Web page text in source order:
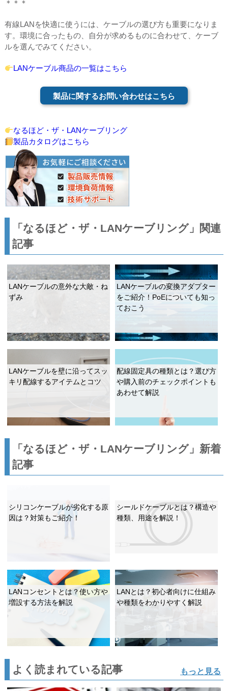
＊＊＊
有線LANを快適に使うには、ケーブルの選び方も重要になりま
す。環境に合ったもの、自分が求めるものに合わせて、ケーブ
ルを選んでみてください。
LANケーブル商品の一覧はこちら
製品に関するお問い合わせはこちら
なるほど・ザ・LANケーブリング
製品カタログはこちら
「なるほど・ザ・LANケーブリング」関連
記事
LANケーブルの意外な大敵・ね
ずみ
LANケーブルの変換アダプター
をご紹介！PoEについても知っ
ておこう
LANケーブルを壁に沿ってスッ
キリ配線するアイテムとコツ
配線固定具の種類とは？選び方
や購入前のチェックポイントも
あわせて解説
「なるほど・ザ・LANケーブリング」新着
記事
シリコンケーブルが劣化する原
因は？対策もご紹介！
シールドケーブルとは？構造や
種類、用途を解説！
LANコンセントとは？使い方や
増設する方法を解説
LANとは？初心者向けに仕組み
や種類をわかりやすく解説
よく読まれている記事 もっと見る